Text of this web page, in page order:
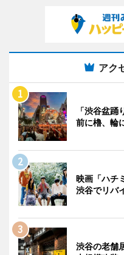
アク
「渋谷盆
前に櫓、輪
映画「ハチ
渋谷でリバ
渋谷の老舗